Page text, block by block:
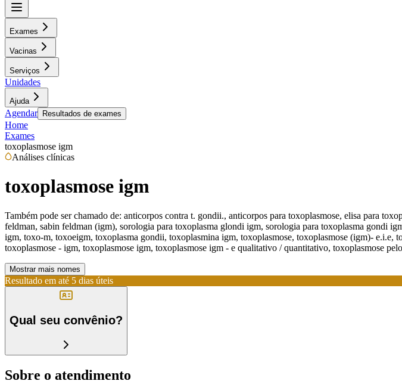
Exames
Vacinas
Serviços
Unidades
Ajuda
Agendar Resultados de exames
Home
Exames
toxoplasmose igm
Análises clínicas
toxoplasmose igm
Também pode ser chamado de: anticorpos contra t. gondii., anticorpos para toxoplasmose, elisa para
feldman, sabin feldman (igm), sorologia para toxoplasma glondi igm, sorologia para toxoplasma gondi
igm, toxo-m, toxoeigm, toxoplasma gondii, toxoplasmina igm, toxoplasmose, toxoplasmose (igm)-
toxoplasmose - igm, toxoplasmose igm, toxoplasmose igm - e qualitativo / quantitativo, toxoplasmose
Mostrar mais nomes
Resultado em até 5 dias úteis
Qual seu convênio?
Sobre o atendimento